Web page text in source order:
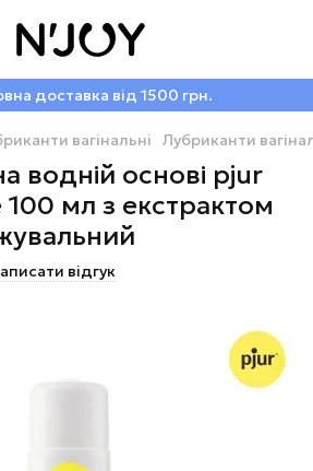
доставка від 1500 грн.
вагінальні Лубриканти
водній основі pjur
мл з екстрактом
відгук